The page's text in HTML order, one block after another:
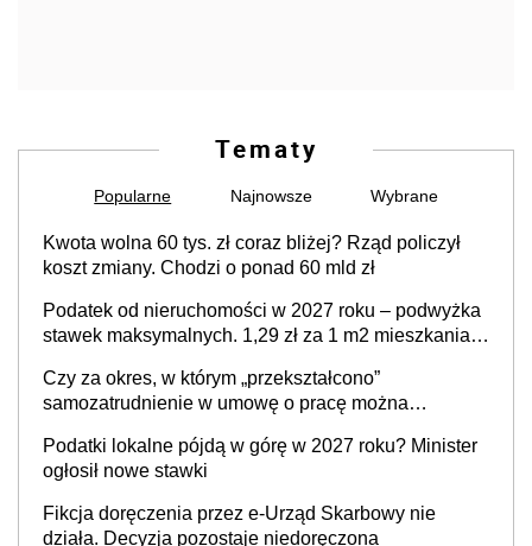
Tematy
Popularne Najnowsze Wybrane
Kwota wolna 60 tys. zł coraz bliżej? Rząd policzył
koszt zmiany. Chodzi o ponad 60 mld zł
Podatek od nieruchomości w 2027 roku – podwyżka
stawek maksymalnych. 1,29 zł za 1 m2 mieszkania,
prowadzeniem działalności gospodarczej
Czy za okres, w którym „przekształcono”
samozatrudnienie w umowę o pracę można
cywilnoprawnej jedynym racjonalnym wyjściem
Podatki lokalne pójdą w górę w 2027 roku? Minister
ogłosił nowe stawki
Fikcja doręczenia przez e-Urząd Skarbowy nie
działa. Decyzja pozostaje niedoręczona